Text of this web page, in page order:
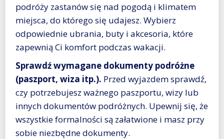
podróży zastanów się nad pogodą i klimatem
miejsca, do którego się udajesz. Wybierz
odpowiednie ubrania, buty i akcesoria, które
zapewnią Ci komfort podczas wakacji.
Sprawdź wymagane dokumenty podróżne
(paszport, wiza itp.). Przed wyjazdem sprawdź,
czy potrzebujesz ważnego paszportu, wizy lub
innych dokumentów podróżnych. Upewnij się, że
wszystkie formalności są załatwione i masz przy
sobie niezbędne dokumenty.